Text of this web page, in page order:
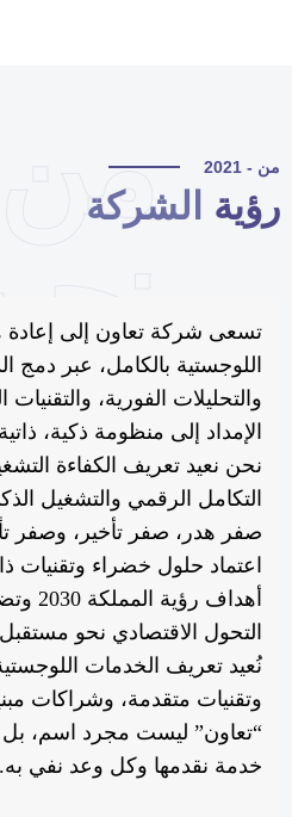
من
- 2021
الشركة
تسعى شركة تعاون إلى إعادة
اللوجستية بالكامل، عبر دمج
والتحليلات الفورية،
الإمداد إلى منظومة ذكية،
نحن نعيد تعريف الكفاءة
التكامل الرقمي والتشغيل
صفر هدر، صفر تأخير، وصفر
اعتماد حلول خضراء وتقنيات
أهداف رؤية
التحول الاقتصادي نحو مستقبل
نُعيد تعريف الخدمات
وتقنيات متقدمة، وشراكات
“تعاون” ليست مجرد اسم، بل
خدمة نقدمها وكل وعد نفي به.